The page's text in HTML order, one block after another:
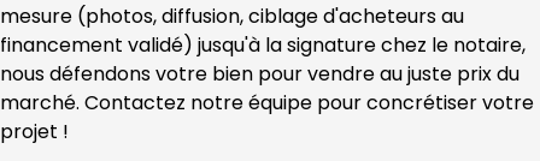
mesure (photos, diffusion, ciblage d'acheteurs au
financement validé) jusqu'à la signature chez le notaire,
nous défendons votre bien pour vendre au juste prix du
marché. Contactez notre équipe pour concrétiser votre
projet !